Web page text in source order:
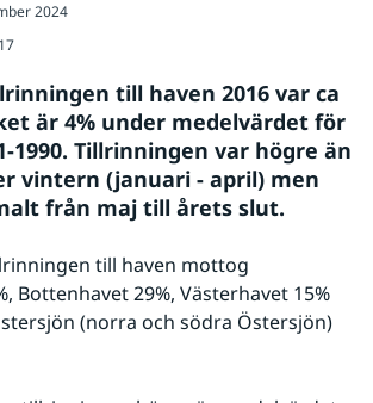
2024
till haven 2016 var ca
är 4% under medelvärdet för
1990. Tillrinningen var högre än
vintern (januari - april) men
från maj till årets slut.
till haven mottog
Bottenhavet 29%, Västerhavet 15%
(norra och södra Östersjön)